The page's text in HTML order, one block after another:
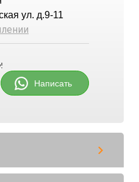
ул. д.9-11
Написать